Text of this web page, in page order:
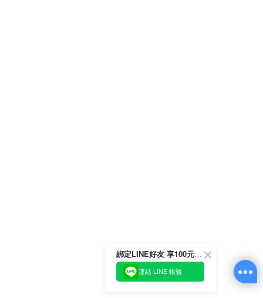
綁定LINE好友 享100元折價券
連結 LINE 帳號